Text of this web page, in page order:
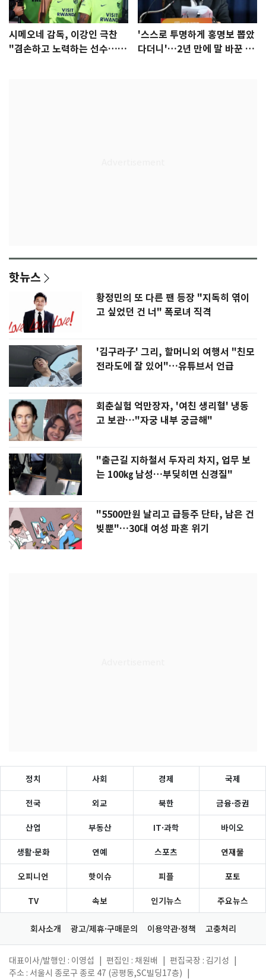
시메오네 감독, 이강인 극찬
"겸손하고 노력하는 선수…좋
'스스로 투명하게 홍명보 뽑았
다더니'…2년 만에 말 바꾼 이
핫뉴스
황정민의 또 다른 팬 등장 "지독히 엮이
고 싶었던 건 너" 폭로녀 직격
'김구라子' 그리, 할머니외 여행서 "친모
전라도에 잘 있어"…유튜브서 언급
회춘실험 억만장자, '여친 생리혈' 냉동
고 보관…"자궁 내부 궁금해"
"출근길 지하철서 두자리 차지, 업무 보
는 100㎏ 남성…부딪히면 신경질"
"5500만원 날리고 급등주 단타, 남은 건
빚뿐"…30대 여성 파혼 위기
정치 사회 경제 국제
전국 외교 북한 금융·증권
산업 부동산 IT·과학 바이오
생활·문화 연예 스포츠 연재물
오피니언 핫이슈 피플 포토
TV 속보 인기뉴스 주요뉴스
회사소개 광고/제휴·구매문의 이용약관·정책 고충처리
대표이사/발행인 : 이영섭 편집인 : 채원배 편집국장 : 김기성
주소 : 서울시 종로구 종로 47 (공평동,SC빌딩17층)